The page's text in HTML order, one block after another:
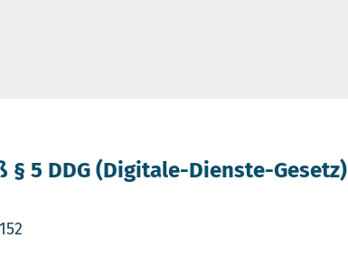
§ 5 DDG (Digitale-Dienste-Gesetz)